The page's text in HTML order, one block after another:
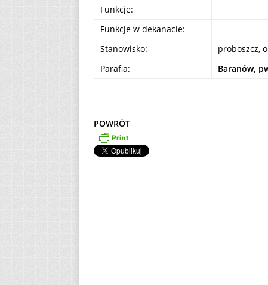
Funkcje:
Funkcje w dekanacie:
Stanowisko:
proboszcz,
Parafia:
Baranów,
POWRÓT